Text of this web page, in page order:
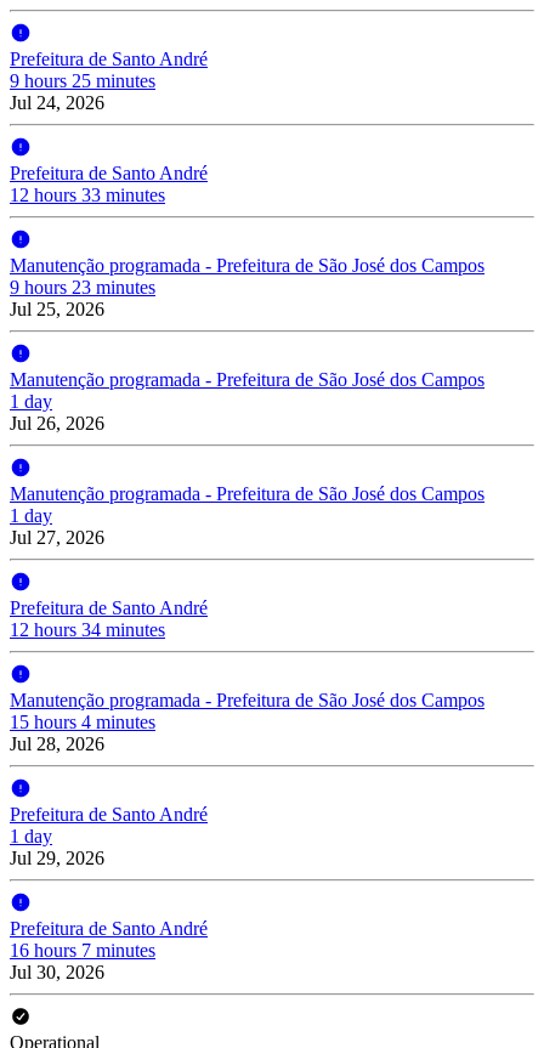
Prefeitura de Santo André
9 hours 25 minutes
Jul 24, 2026
Prefeitura de Santo André
12 hours 33 minutes
Manutenção programada - Prefeitura de São José dos Campos
9 hours 23 minutes
Jul 25, 2026
Manutenção programada - Prefeitura de São José dos Campos
1 day
Jul 26, 2026
Manutenção programada - Prefeitura de São José dos Campos
1 day
Jul 27, 2026
Prefeitura de Santo André
12 hours 34 minutes
Manutenção programada - Prefeitura de São José dos Campos
15 hours 4 minutes
Jul 28, 2026
Prefeitura de Santo André
1 day
Jul 29, 2026
Prefeitura de Santo André
16 hours 7 minutes
Jul 30, 2026
Operational